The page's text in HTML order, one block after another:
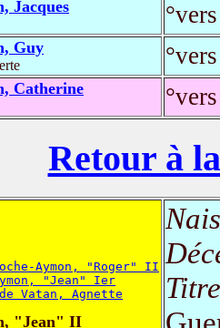
Jacques
Guy
Catherine
Retour à
Aymon, "Roger" II
"Jean" Ier
Vatan, Agnette
"Jean" II